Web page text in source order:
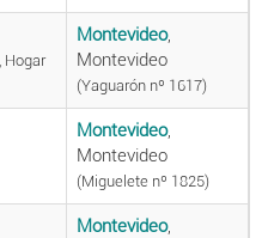
Hogar
Montevideo,
Montevideo
(Yaguarón nº 1617)
Montevideo,
Montevideo
(Miguelete nº 1825)
Montevideo,